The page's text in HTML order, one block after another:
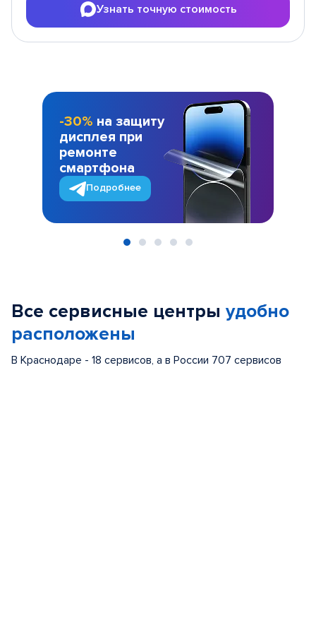
Узнать точную стоимость
-30% на защиту
дисплея при
ремонте
смартфона
Подробнее
Все сервисные центры удобно
расположены
В Краснодаре - 18 сервисов, а в России 707 сервисов